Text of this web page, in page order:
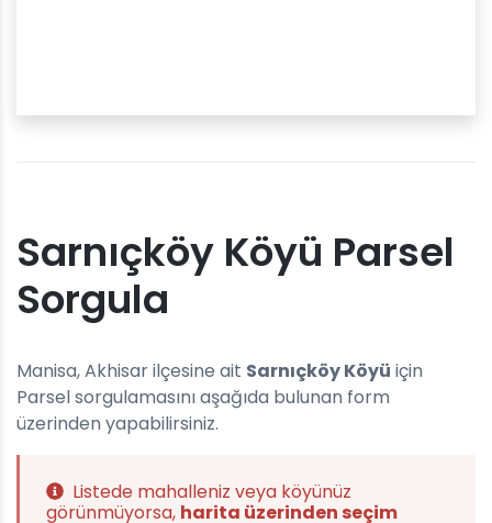
Sarnıçköy Köyü Parsel
Sorgula
Manisa, Akhisar ilçesine ait Sarnıçköy Köyü için
Parsel sorgulamasını aşağıda bulunan form
üzerinden yapabilirsiniz.
Listede mahalleniz veya köyünüz
görünmüyorsa, harita üzerinden seçim